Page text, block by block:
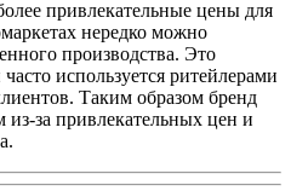
привлекательные цены для
нередко можно
производства. Это
используется ритейлерами
Таким образом бренд
из-за привлекательных цен и